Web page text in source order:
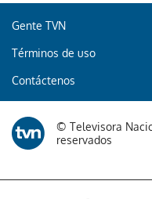
Gente TVN
Términos de uso
Contáctenos
© Televisora
reservados